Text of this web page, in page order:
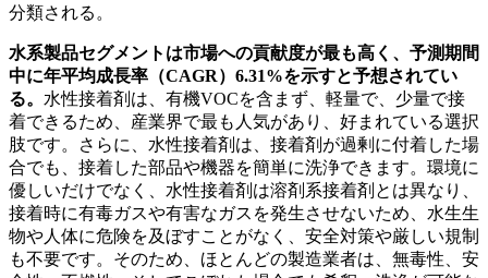
分類される。
水系製品セグメントは市場への貢献度が最も高く、予測期間
中に年平均成長率（CAGR）6.31%を示すと予想されてい
る。 水性接着剤は、有機VOCを含まず、軽量で、少量で接
着できるため、産業界で最も人気があり、好まれている選択
肢です。さらに、水性接着剤は、接着剤が過剰に付着した場
合でも、接着した部品や機器を簡単に洗浄できます。環境に
優しいだけでなく、水性接着剤は溶剤系接着剤とは異なり、
接着時に有毒ガスや有害なガスを発生させないため、水生生
物や人体に危険を及ぼすことがなく、安全対策や厳しい規制
も不要です。そのため、ほとんどの製造業者は、無毒性、安